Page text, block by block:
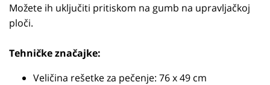
Možete ih uključiti pritiskom na gumb na upravljačkoj
ploči.
Tehničke značajke:
Veličina rešetke za pečenje: 76 x 49 cm